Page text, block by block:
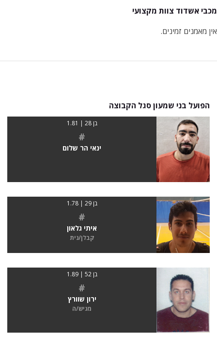
מכבי אשדוד צוות מקצועי
אין מאמנים זמינים.
הפועל בני שמעון סגל הקבוצה
בן 28 | 1.81
#
ינאי הר שלום
בן 29 | 1.78
#
איתי גלאון
קבלן/נית
בן 52 | 1.89
#
ירון שוורץ
מגיש/ה